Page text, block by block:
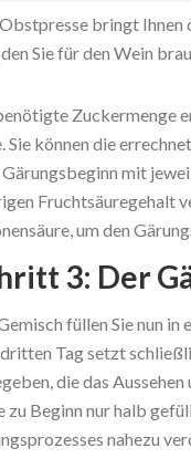
bringt Ihnen
Sie für den Wein
Zuckermenge
Sie können die
Gärungsbeginn mit
Fruchtsäuregehalt
um den
3: Der
füllen Sie nun
Tag setzt
die das
zu Beginn nur halb
nahezu